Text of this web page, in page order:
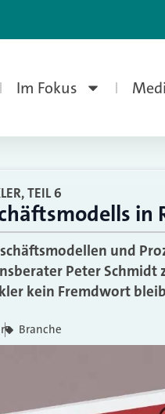
Im Fokus
TEIL 6
und
Peter Schmidt
kein Fremdwort
Branche